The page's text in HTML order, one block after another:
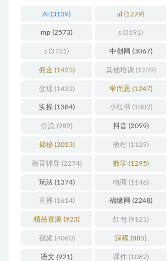
AI (3139) al (1279)
mp (2573) s (3191)
z (3731) 中创网 (3067)
佣金(1425) 其他培训 (1239)
变现(1432) 学而思 (1247)
实操(1384) 小红书 (1002)
引流 (989) 抖音(2099)
揭秘(2013) 教程 (1129)
教育辅导 (2274) 数学(1295)
玩法(1374) 电商(1146)
直播 (1614) 福缘网 (2248)
精品资源 (923) 红包(9121)
视频 (4060) 課程 (885)
语文 (921) 课件(1082)